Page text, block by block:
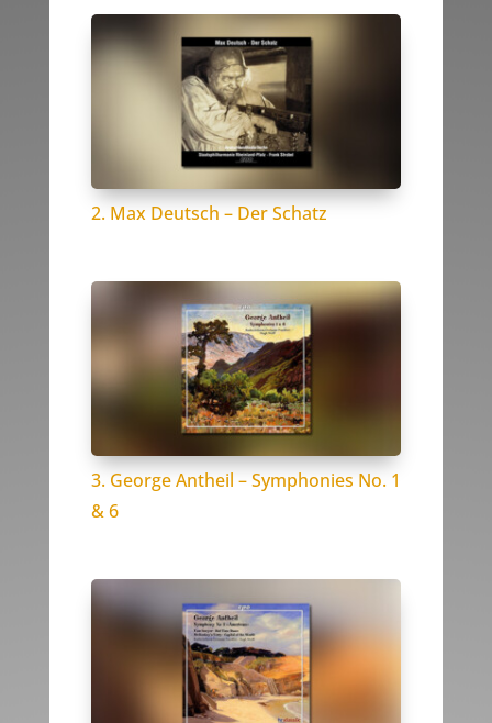
2. Max Deutsch – Der Schatz
3. George Antheil – Symphonies No. 1
& 6